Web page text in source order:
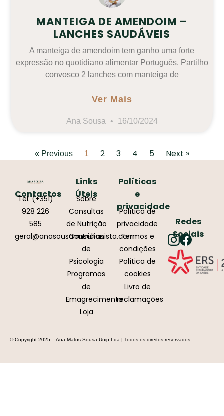
MANTEIGA DE AMENDOIM –
LANCHES SAUDÁVEIS
A manteiga de amendoim tem ganho uma forte
expressão no quotidiano alimentar Português. Partilho
convosco 2 lanches com manteiga de
Ver Mais
Ana Sousa 16/10/2024
« Previous 1 2 3 4 5 Next »
Contactos
Tel: (+351)
928 226
585
geral@anasousanutricionista.com
Links
Úteis
Sobre
Consultas
de Nutrição
Consultas
de
Psicologia
Programas
de
Emagrecimento
Loja
Políticas
e
privacidade
Política de
privacidade
Termos e
condições
Política de
cookies
Livro de
reclamações
Redes
Sociais
© Copyright 2025 – Ana Matos Sousa Unip Lda | Todos os direitos reservados